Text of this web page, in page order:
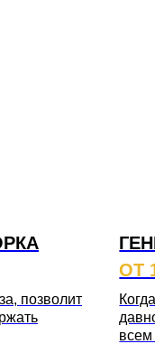
позволит
ОТ
всем